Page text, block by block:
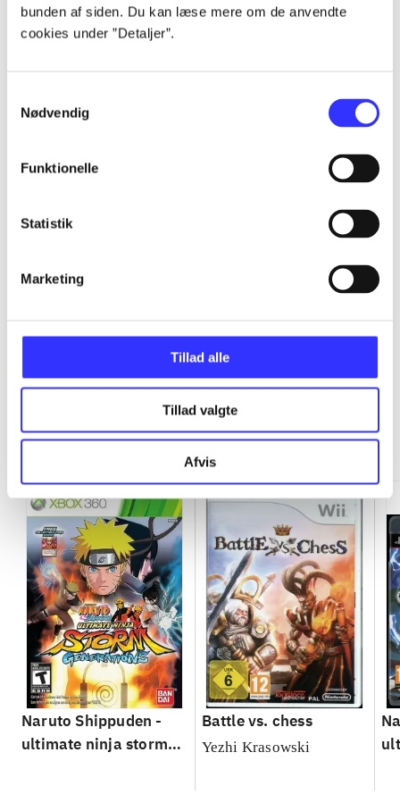
bunden af siden. Du kan læse mere om de anvendte
cookies under ”Detaljer”.
Nødvendig
Funktionelle
Statistik
Marketing
Tillad alle
Tillad valgte
Afvis
Alle registrerede artikler fordelt på udgivelser
Minder om
Naruto Shippuden -
ultimate ninja storm
Battle vs. chess
Yezhi Krasowski